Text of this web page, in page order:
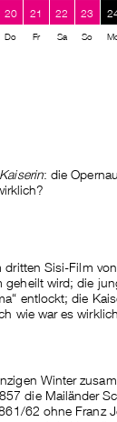
20
Do
21
Fr
22
Sa
23
So
: die
dritten Sisi-Film
wird; die
entlockt; die
wie war es
Winter
die Mailänder
62 ohne Franz